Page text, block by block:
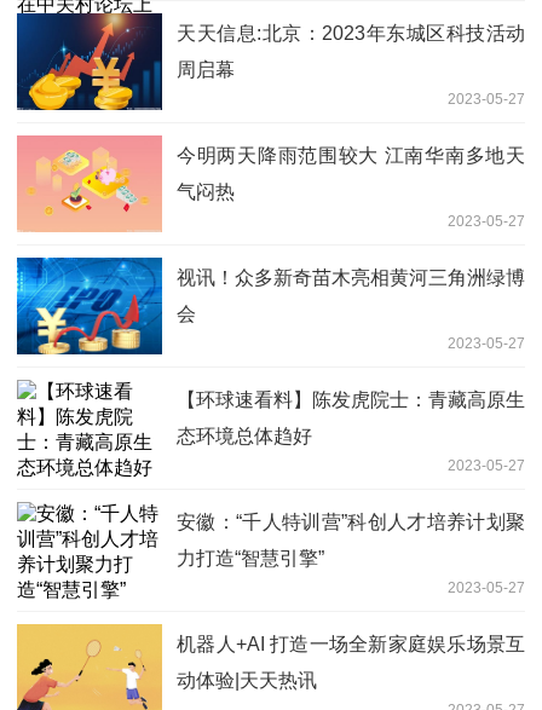
天天信息:北京：2023年东城区科技活动
周启幕
2023-05-27
今明两天降雨范围较大 江南华南多地天
气闷热
2023-05-27
视讯！众多新奇苗木亮相黄河三角洲绿博
会
2023-05-27
【环球速看料】陈发虎院士：青藏高原生
态环境总体趋好
2023-05-27
安徽：“千人特训营”科创人才培养计划聚
力打造“智慧引擎”
2023-05-27
机器人+AI 打造一场全新家庭娱乐场景互
动体验|天天热讯